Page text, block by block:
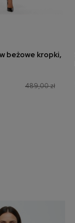
koszyka
beżowe kropki,
489,00 zł